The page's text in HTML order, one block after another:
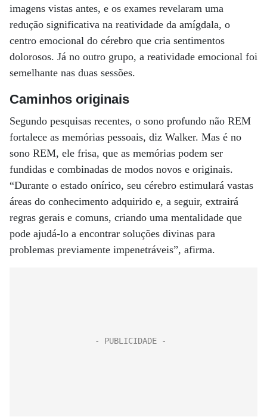
imagens vistas antes, e os exames revelaram uma
redução significativa na reatividade­ da amígdala, o
centro emocional do cérebro que cria sentimentos
dolorosos. Já no outro grupo, a reatividade emocional foi
semelhante nas duas sessões.
Caminhos originais
Segundo pesquisas recentes, o sono profundo não REM
fortalece as memórias pessoais, diz Walker. Mas é no
sono REM, ele frisa, que as memórias podem ser
fundidas e combinadas de modos novos e originais.
“Durante o estado onírico, seu cérebro estimulará vastas
áreas do conhecimento adquirido e, a seguir, extrairá
regras gerais e comuns, criando uma mentalidade que
pode ajudá-lo a encontrar soluções divinas para
problemas previamente impenetráveis”, afirma.